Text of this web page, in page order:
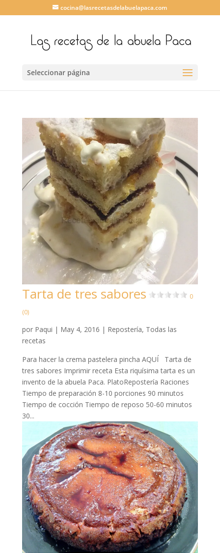
cocina@lasrecetasdelabuelapaca.com
Seleccionar página
Tarta de tres sabores
0
(0)
por Paqui | May 4, 2016 | Repostería, Todas las
recetas
Para hacer la crema pastelera pincha AQUÍ Tarta de
tres sabores Imprimir receta Esta riquísima tarta es un
invento de la abuela Paca. PlatoRepostería Raciones
Tiempo de preparación 8-10 porciones 90 minutos
Tiempo de cocción Tiempo de reposo 50-60 minutos
30...